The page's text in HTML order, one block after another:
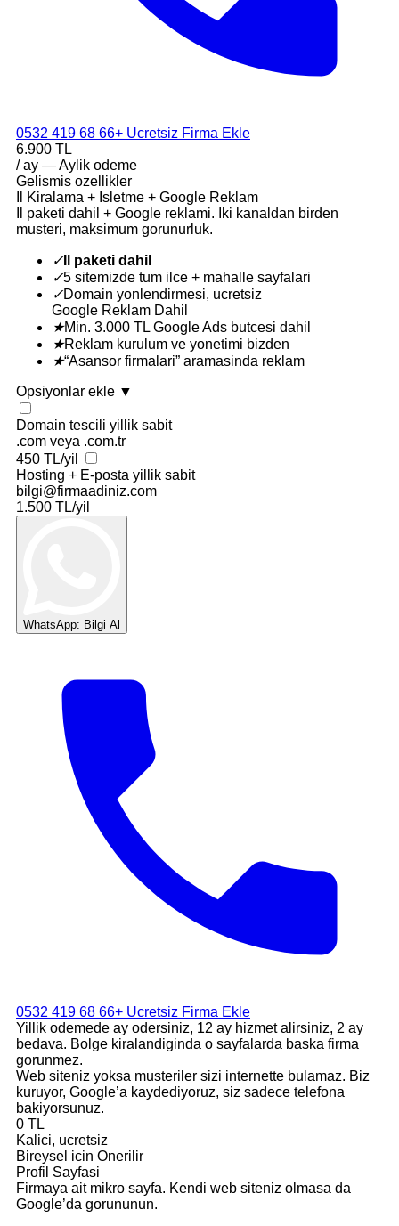
0532 419 68 66+ Ucretsiz Firma Ekle
6.900 TL
/ ay — Aylik odeme
Gelismis ozellikler
Il Kiralama + Isletme + Google Reklam
Il paketi dahil + Google reklami. Iki kanaldan birden
musteri, maksimum gorunurluk.
✓ Il paketi dahil
✓5 sitemizde tum ilce + mahalle sayfalari
✓Domain yonlendirmesi, ucretsiz
Google Reklam Dahil
★Min. 3.000 TL Google Ads butcesi dahil
★Reklam kurulum ve yonetimi bizden
★“Asansor firmalari” aramasinda reklam
Opsiyonlar ekle ▼
Domain tescili yillik sabit
.com veya .com.tr
450 TL/yil
Hosting + E-posta yillik sabit
bilgi@firmaadiniz.com
1.500 TL/yil
WhatsApp: Bilgi Al
0532 419 68 66+ Ucretsiz Firma Ekle
Yillik odemede ay odersiniz, 12 ay hizmet alirsiniz, 2 ay
bedava. Bolge kiralandiginda o sayfalarda baska firma
gorunmez.
Web siteniz yoksa musteriler sizi internette bulamaz. Biz
kuruyor, Google’a kaydediyoruz, siz sadece telefona
bakiyorsunuz.
0 TL
Kalici, ucretsiz
Bireysel icin Onerilir
Profil Sayfasi
Firmaya ait mikro sayfa. Kendi web siteniz olmasa da
Google’da gorununun.